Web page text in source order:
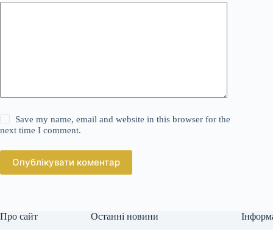
Save my name, email and website in this browser for the
next time I comment.
Опублікувати коментар
Про сайт Останні новини